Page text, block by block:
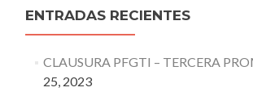
ENTRADAS RECIENTES
CLAUSURA PFGTI – TERCERA
25, 2023